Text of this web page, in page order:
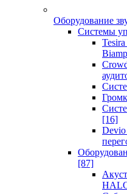
Оборудование
Системы
Biamp
[16]
[87]